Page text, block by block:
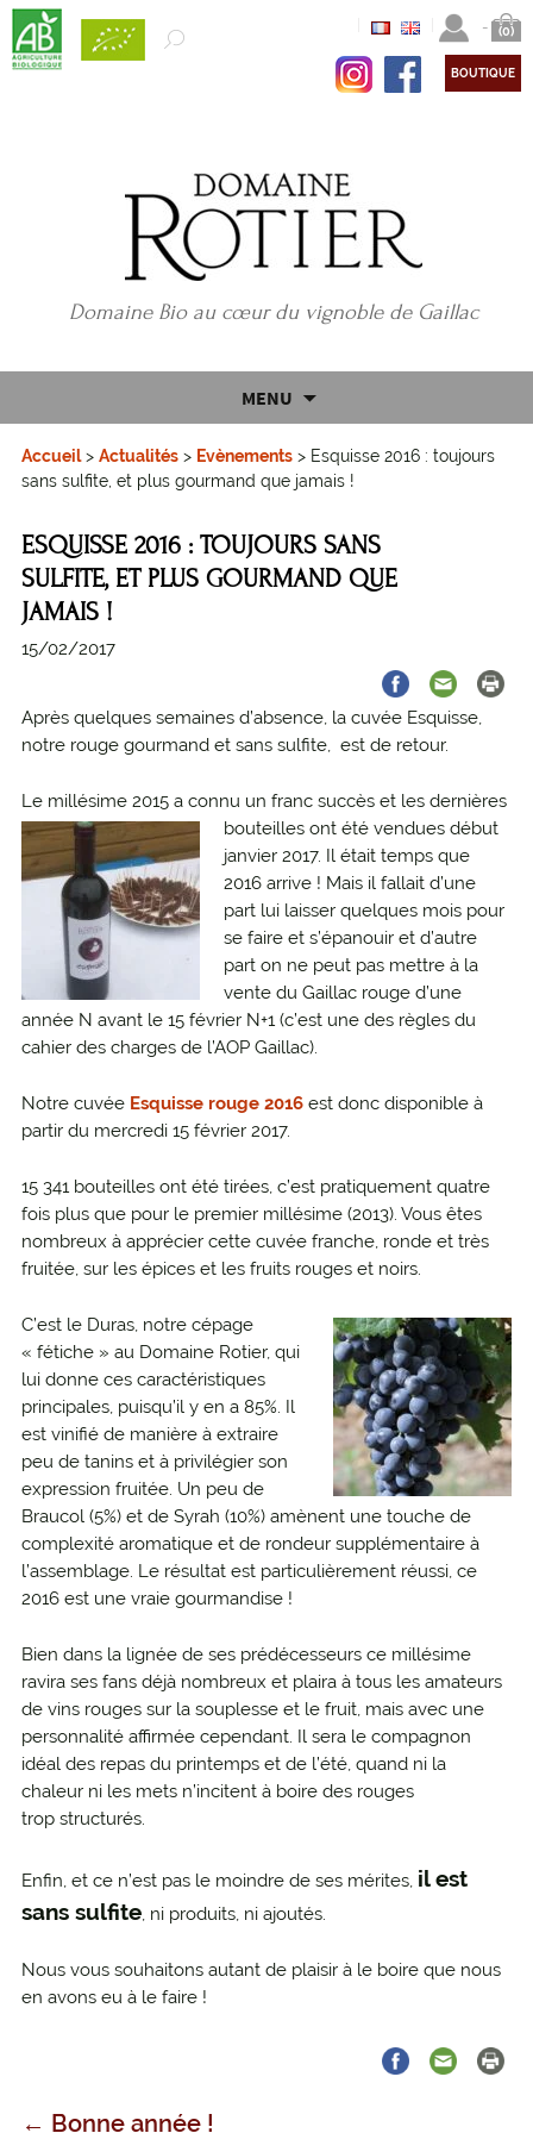
Domaine Bio au cœur du vignoble de Gaillac
- (0)
BOUTIQUE
MENU
principal
Accueil> Actualités > Evènements > Esquisse 2016 : toujours
sans sulfite, et plus gourmand que jamais !
ESQUISSE 2016 : TOUJOURS SANS
SULFITE, ET PLUS GOURMAND QUE
JAMAIS !
15/02/2017
Après quelques semaines d’absence, la cuvée Esquisse,
notre rouge gourmand et sans sulfite, est de retour.
Le millésime 2015 a connu un franc succès et les dernières
bouteilles ont été vendues début
janvier 2017. Il était temps que
2016 arrive ! Mais il fallait d’une
part lui laisser quelques mois pour
se faire et s’épanouir et d’autre
part on ne peut pas mettre à la
vente du Gaillac rouge d’une
année N avant le 15 février N+1 (c’est une des règles du
cahier des charges de l’AOP Gaillac).
Notre cuvée Esquisse rouge 2016 est donc disponible à
partir du mercredi 15 février 2017.
15 341 bouteilles ont été tirées, c’est pratiquement quatre
fois plus que pour le premier millésime (2013). Vous êtes
nombreux à apprécier cette cuvée franche, ronde et très
fruitée, sur les épices et les fruits rouges et noirs.
C’est le Duras, notre cépage
« fétiche » au Domaine Rotier, qui
lui donne ces caractéristiques
principales, puisqu’il y en a 85%. Il
est vinifié de manière à extraire
peu de tanins et à privilégier son
expression fruitée. Un peu de
Braucol (5%) et de Syrah (10%) amènent une touche de
complexité aromatique et de rondeur supplémentaire à
l’assemblage. Le résultat est particulièrement réussi, ce
2016 est une vraie gourmandise !
Bien dans la lignée de ses prédécesseurs ce millésime
ravira ses fans déjà nombreux et plaira à tous les amateurs
de vins rouges sur la souplesse et le fruit, mais avec une
personnalité affirmée cependant. Il sera le compagnon
idéal des repas du printemps et de l’été, quand ni la
chaleur ni les mets n’incitent à boire des rouges
trop structurés.
Enfin, et ce n’est pas le moindre de ses mérites, il est
sans sulfite, ni produits, ni ajoutés.
Nous vous souhaitons autant de plaisir à le boire que nous
en avons eu à le faire !
← Bonne année !